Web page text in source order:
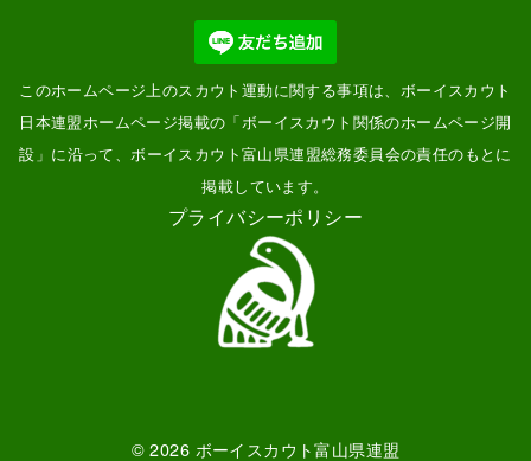
このホームページ上のスカウト運動に関する事項は、ボーイスカウト
日本連盟ホームページ掲載の「ボーイスカウト関係のホームページ開
設 」に沿って、ボーイスカウト富山県連盟総務委員会の責任のもとに
掲載しています。
プライバシーポリシー
© 2026 ボーイスカウト富山県連盟